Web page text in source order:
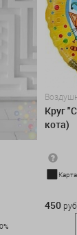
Круг
кота)
450 руб.